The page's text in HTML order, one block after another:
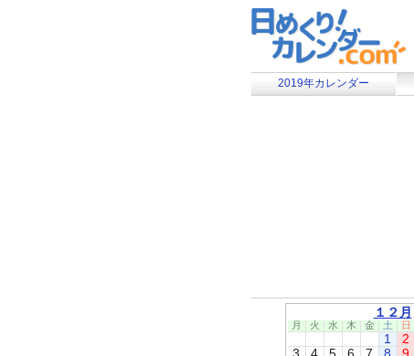
2019年カレンダー
１２月
月 火 水 木 金 土 日
1
2